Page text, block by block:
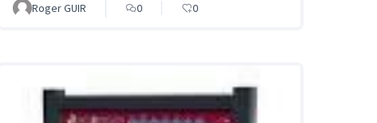
Roger GUIR 0 0